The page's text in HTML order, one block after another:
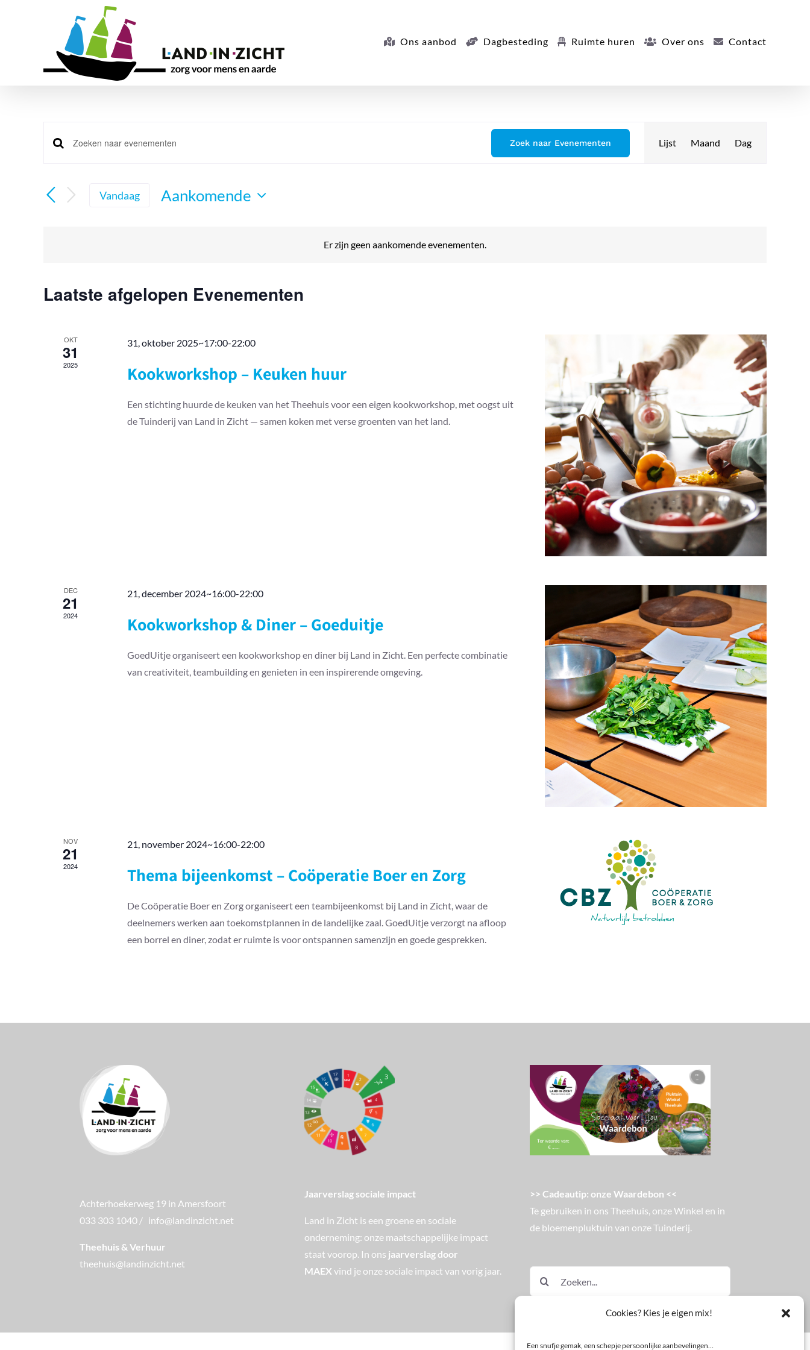
Cookies? Kies je eigen mix!
Een snufje gemak, een schepje persoonlijke aanbevelingen…
Ons aanbod Dagbesteding Ruimte huren Over ons Contact
Er zijn geen aankomende evenementen.
Evenementen
en
weergeven
Vul
in.
Zoek naar Evenementen Evenement
Lijst Maand Dag
Vandaag
Aankomende
Laatste afgelopen Evenementen
OKT
31
2025
31, oktober 2025~17:00-22:00
Kookworkshop – Keuken huur
Een stichting huurde de keuken van het Theehuis voor een eigen kookworkshop, met oogst uit
de Tuinderij van Land in Zicht — samen koken met verse groenten van het land.
DEC
21
2024
21, december 2024~16:00-22:00
Kookworkshop & Diner – Goeduitje
GoedUitje organiseert een kookworkshop en diner bij Land in Zicht. Een perfecte combinatie
van creativiteit, teambuilding en genieten in een inspirerende omgeving.
NOV
21
2024
21, november 2024~16:00-22:00
Thema bijeenkomst – Coöperatie Boer en Zorg
De Coöperatie Boer en Zorg organiseert een teambijeenkomst bij Land in Zicht, waar de
deelnemers werken aan toekomstplannen in de landelijke zaal. GoedUitje verzorgt na afloop
een borrel en diner, zodat er ruimte is voor ontspannen samenzijn en goede gesprekken.
Achterhoekerweg 19 in Amersfoort
033 303 1040 / info@landinzicht.net
Theehuis & Verhuur
theehuis@landinzicht.net
Jaarverslag sociale impact
Land in Zicht is een groene en sociale
onderneming: onze maatschappelijke impact
staat voorop. In ons jaarverslag door
MAEX vind je onze sociale impact van vorig jaar.
>> Cadeautip: onze Waardebon <<
Te gebruiken in ons Theehuis, onze Winkel en in
de bloemenpluktuin van onze Tuinderij.